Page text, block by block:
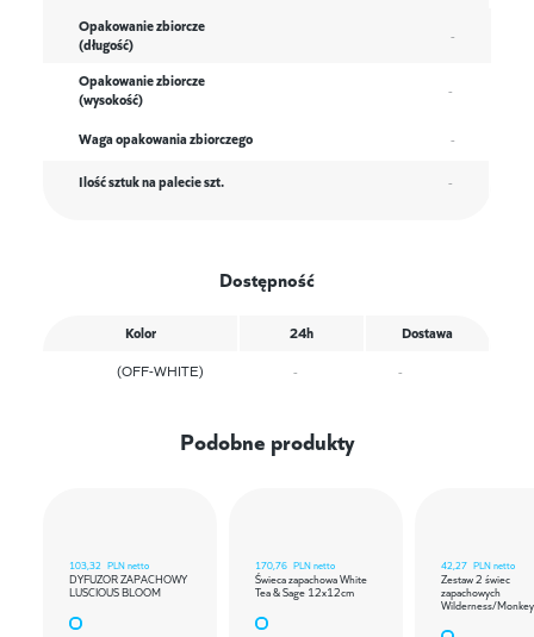
Opakowanie zbiorcze
(długość)
-
Opakowanie zbiorcze
(wysokość)
-
Waga opakowania zbiorczego -
Ilość sztuk na palecie szt. -
Dostępność
Kolor 24h
Dostawa
(OFF-WHITE)
- -
Podobne produkty
103,32 PLN netto
DYFUZOR ZAPACHOWY
LUSCIOUS BLOOM
170,76 PLN netto
Świeca zapachowa White
Tea & Sage 12x12cm
42,27 PLN netto
Zestaw 2 świec
zapachowych
Wilderness/Monkey